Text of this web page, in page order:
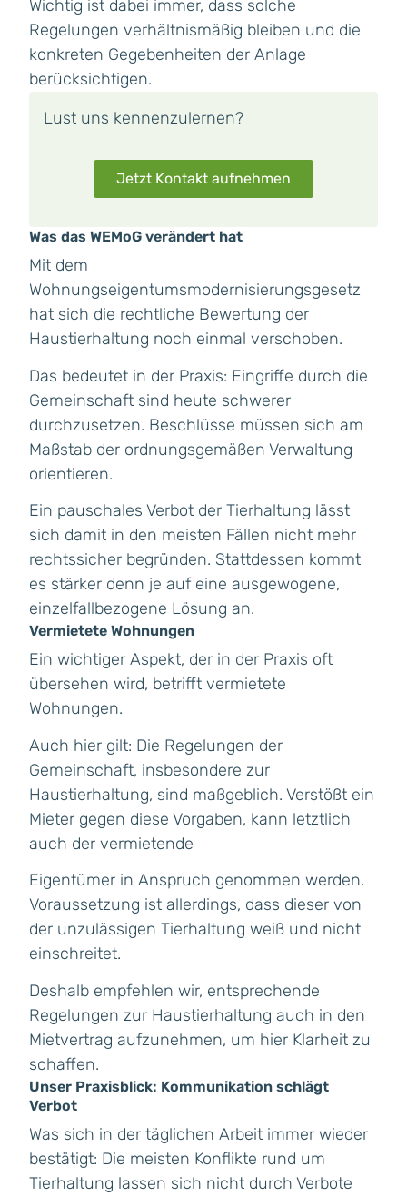
Wichtig ist dabei immer, dass solche
Regelungen verhältnismäßig bleiben und die
konkreten Gegebenheiten der Anlage
berücksichtigen.
Lust uns kennenzulernen?
Jetzt Kontakt aufnehmen
Was das WEMoG verändert hat
Mit dem
Wohnungseigentumsmodernisierungsgesetz
hat sich die rechtliche Bewertung der
Haustierhaltung noch einmal verschoben.
Das bedeutet in der Praxis: Eingriffe durch die
Gemeinschaft sind heute schwerer
durchzusetzen. Beschlüsse müssen sich am
Maßstab der ordnungsgemäßen Verwaltung
orientieren.
Ein pauschales Verbot der Tierhaltung lässt
sich damit in den meisten Fällen nicht mehr
rechtssicher begründen. Stattdessen kommt
es stärker denn je auf eine ausgewogene,
einzelfallbezogene Lösung an.
Vermietete Wohnungen
Ein wichtiger Aspekt, der in der Praxis oft
übersehen wird, betrifft vermietete
Wohnungen.
Auch hier gilt: Die Regelungen der
Gemeinschaft, insbesondere zur
Haustierhaltung, sind maßgeblich. Verstößt ein
Mieter gegen diese Vorgaben, kann letztlich
auch der vermietende
Eigentümer in Anspruch genommen werden.
Voraussetzung ist allerdings, dass dieser von
der unzulässigen Tierhaltung weiß und nicht
einschreitet.
Deshalb empfehlen wir, entsprechende
Regelungen zur Haustierhaltung auch in den
Mietvertrag aufzunehmen, um hier Klarheit zu
schaffen.
Unser Praxisblick: Kommunikation schlägt
Verbot
Was sich in der täglichen Arbeit immer wieder
bestätigt: Die meisten Konflikte rund um
Tierhaltung lassen sich nicht durch Verbote